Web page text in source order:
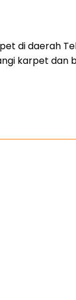
di daerah
karpet dan